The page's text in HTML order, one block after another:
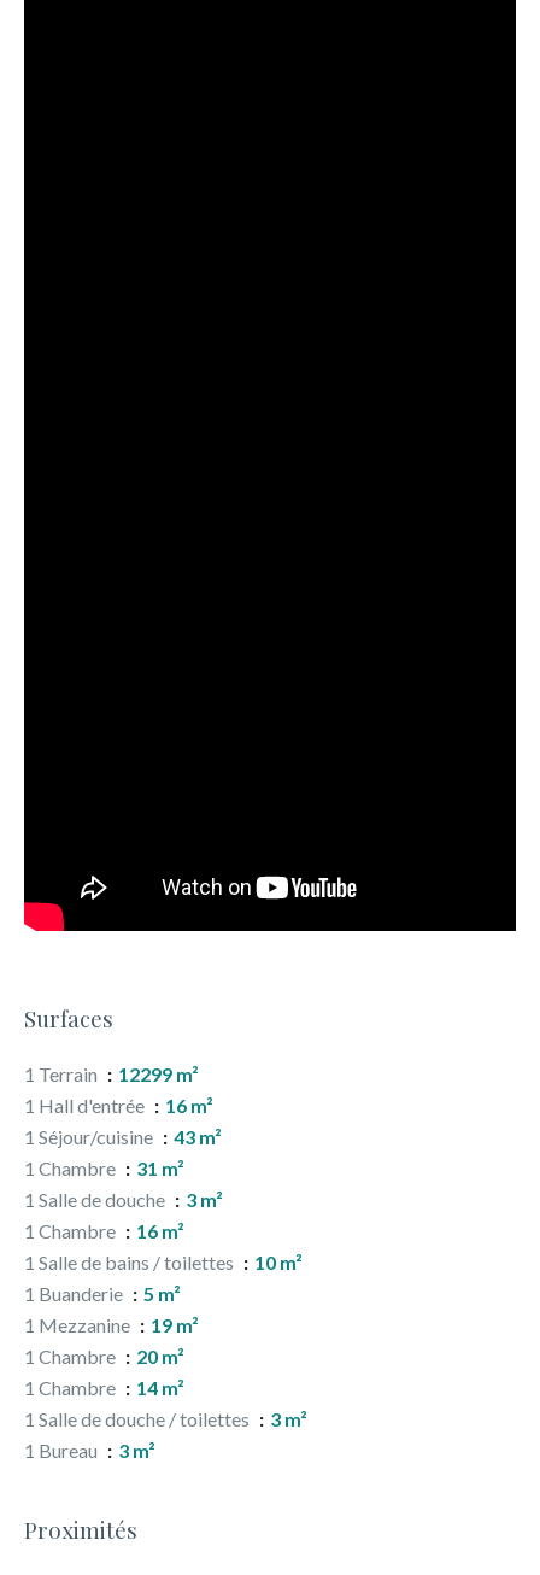
Surfaces
1 Terrain
12299 m²
1 Hall d'entrée
16 m²
1 Séjour/cuisine
43 m²
1 Chambre
31 m²
1 Salle de douche
3 m²
1 Chambre
16 m²
1 Salle de bains / toilettes
10 m²
1 Buanderie
5 m²
1 Mezzanine
19 m²
1 Chambre
20 m²
1 Chambre
14 m²
1 Salle de douche / toilettes
3 m²
1 Bureau
3 m²
Proximités